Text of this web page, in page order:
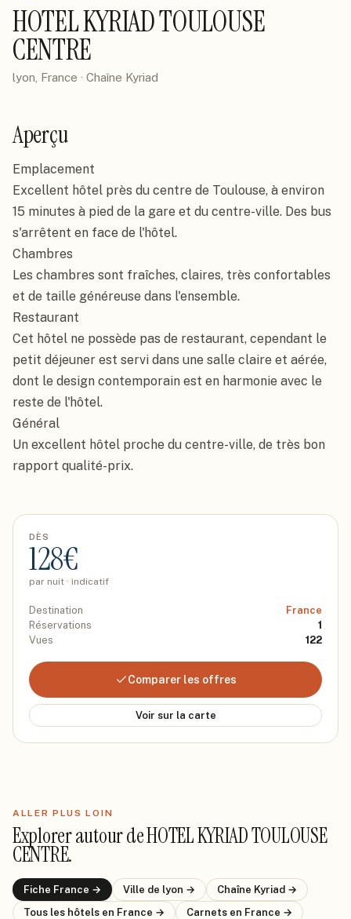
HOTEL KYRIAD TOULOUSE
CENTRE
lyon, France · Chaîne Kyriad
Aperçu
Emplacement
Excellent hôtel près du centre de Toulouse, à environ
15 minutes à pied de la gare et du centre-ville. Des bus
s'arrêtent en face de l'hôtel.
Chambres
Les chambres sont fraîches, claires, très confortables
et de taille généreuse dans l'ensemble.
Restaurant
Cet hôtel ne possède pas de restaurant, cependant le
petit déjeuner est servi dans une salle claire et aérée,
dont le design contemporain est en harmonie avec le
reste de l'hôtel.
Général
Un excellent hôtel proche du centre-ville, de très bon
rapport qualité-prix.
DÈS
128€
par nuit · indicatif
Destination
France
Réservations
1
Vues
122
Comparer les offres
Voir sur la carte
ALLER PLUS LOIN
Explorer autour deHOTEL KYRIAD TOULOUSE
CENTRE.
Fiche France → Ville de lyon → Chaîne Kyriad →
Tous les hôtels en France → Carnets en France →